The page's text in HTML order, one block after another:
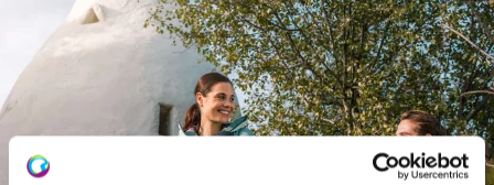
sports & nature
culture & cities
events